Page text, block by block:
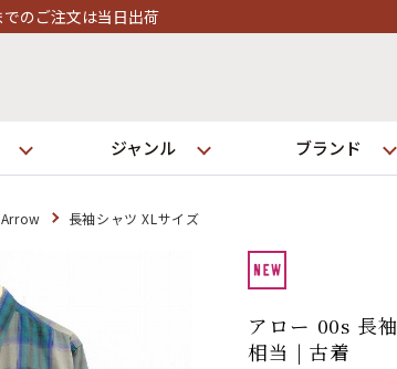
ジャンル ブランド
ログイン
店舗一覧
全国7店舗・公式通販の比較
Arrow 長袖シャツ XLサイズ
アロー 00s 長
相当 | 古着